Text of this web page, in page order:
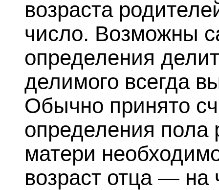
возраста
число. Возможны
определения
делимого всегда
Обычно принято
определения пола
матери
возраст отца — на